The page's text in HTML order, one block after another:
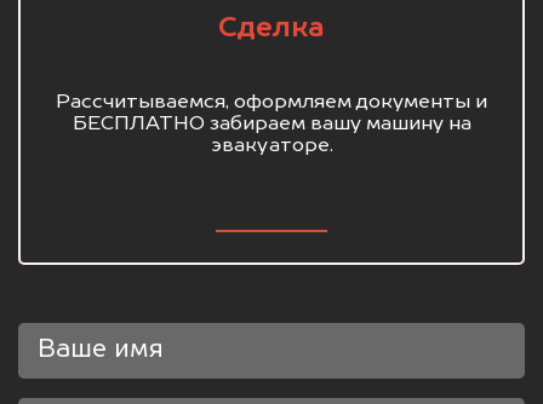
Сделка
Рассчитываемся, оформляем документы и
БЕСПЛАТНО забираем вашу машину на
эвакуаторе.